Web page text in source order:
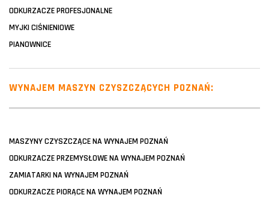
ODKURZACZE PROFESJONALNE
MYJKI CIŚNIENIOWE
PIANOWNICE
WYNAJEM MASZYN CZYSZCZĄCYCH POZNAŃ:
MASZYNY CZYSZCZĄCE NA WYNAJEM POZNAŃ
ODKURZACZE PRZEMYSŁOWE NA WYNAJEM POZNAŃ
ZAMIATARKI NA WYNAJEM POZNAŃ
ODKURZACZE PIORĄCE NA WYNAJEM POZNAŃ